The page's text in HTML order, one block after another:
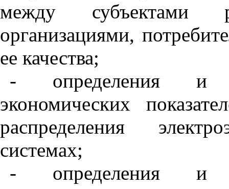
между субъектами
организациями,
ее качества;
- определения и
экономических
распределения
системах;
- определения и